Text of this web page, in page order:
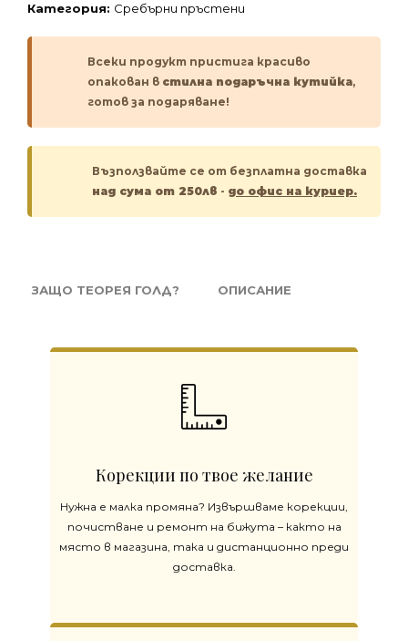
Категория: Сребърни пръстени
Всеки продукт пристига красиво
опакован в стилна подаръчна кутийка,
готов за подаряване!
Възползвайте се от безплатна доставка
над сума от 250лв - до офис на куриер.
ЗАЩО ТЕОРЕЯ ГОЛД? ОПИСАНИЕ
Корекции по твое желание
Нужна е малка промяна? Извършваме корекции,
почистване и ремонт на бижута – както на
място в магазина, така и дистанционно преди
доставка.